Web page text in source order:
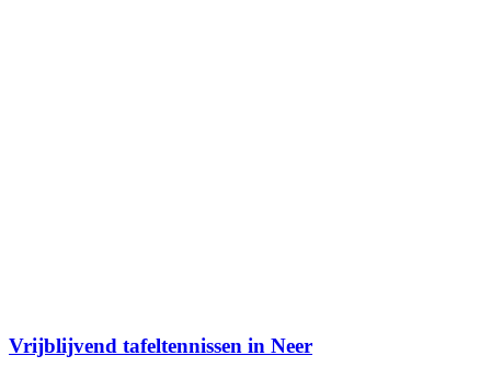
Vrijblijvend tafeltennissen in Neer